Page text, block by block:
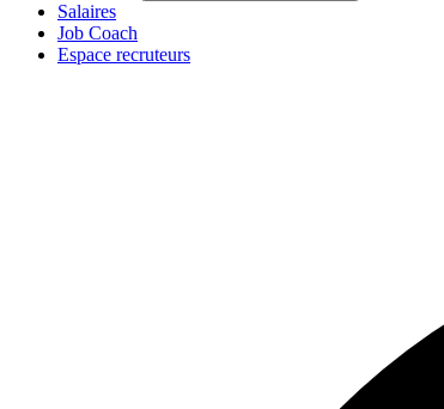
Salaires
Job Coach
Espace recruteurs